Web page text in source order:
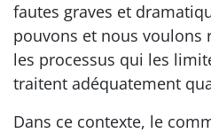
fautes graves et
pouvons et nous voulons
les processus qui les
traitent adéquatement
Dans ce contexte, le